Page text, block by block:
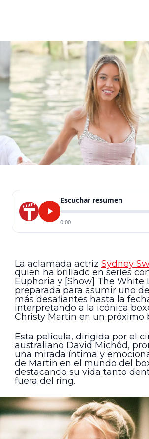
Escuchar resumen
0:00
La aclamada actriz Sydney
quien ha brillado en series
Euphoria y [Show] The White
preparada para asumir uno
más desafiantes hasta la
interpretando a la icónica
Christy Martin en un próximo
Esta película, dirigida por el
australiano David Michôd,
una mirada íntima y
de Martin en el mundo del
destacando su vida tanto
fuera del ring.